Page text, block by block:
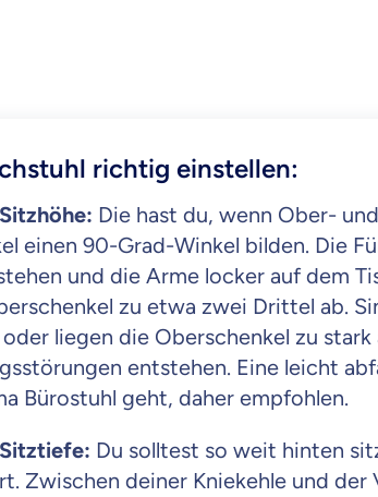
richtig einstellen:
Die hast du, wenn Ober-
einen 90-Grad-Winkel bilden. Die
und die Arme locker auf dem
zu etwa zwei Drittel ab.
liegen die Oberschenkel zu stark
entstehen. Eine leicht
Bürostuhl geht, daher empfohlen.
Du solltest so weit hinten
Zwischen deiner Kniekehle und